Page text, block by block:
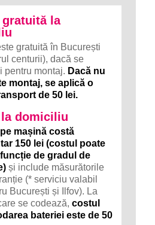
la
gratuită în București
centurii), dacă se
pentru montaj. Dacă nu
montaj, se aplică o
de 50 lei.
domiciliu
mașină costă
150 lei (costul poate
de gradul de
și include măsurătorile
(* serviciu valabil
București și Ilfov). La
se codează,costul
bateriei este de 50